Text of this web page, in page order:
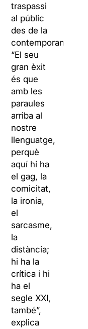
traspassi
al públic
des de la
contemporaneïtat:
“El seu
gran èxit
és que
amb les
paraules
arriba al
nostre
llenguatge,
perquè
aquí hi ha
el gag, la
comicitat,
la ironia,
el
sarcasme,
la
distància;
hi ha la
crítica i hi
ha el
segle XXI,
també”,
explica